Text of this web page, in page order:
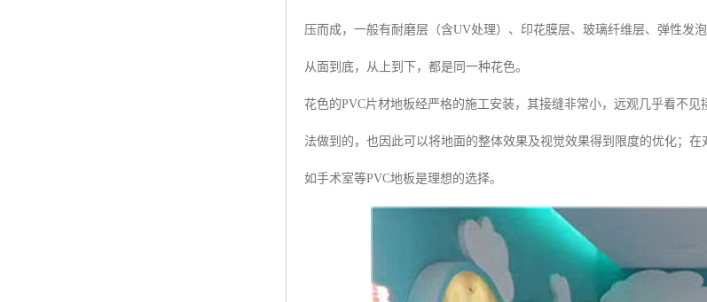
压而成，一般有耐磨层（含UV处理）、印花膜层、玻璃纤维层、弹性发
从面到底，从上到下，都是同一种花色。
花色的PVC片材地板经严格的施工安装，其接缝非常小，远观几乎看不
法做到的，也因此可以将地面的整体效果及视觉效果得到限度的优化；
如手术室等PVC地板是理想的选择。